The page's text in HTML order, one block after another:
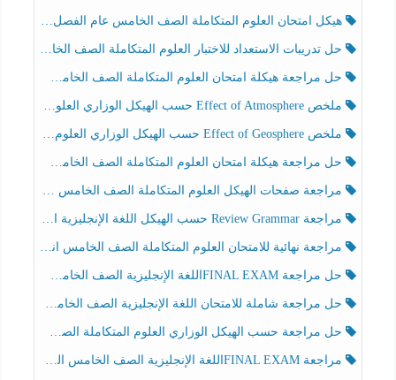
هيكل امتحان العلوم المتكاملة الصف الخامس عام الفصل الدراسي الثالث 2025-2026
حل تدريبات الاستعداد للاختبار العلوم المتكاملة الصف الخامس عام الفصل الثالث
حل مراجعة هيكلة امتحان العلوم المتكاملة الصف الخامس انسبير الفصل الثالث
ملخص Effect of Atmosphere حسب الهيكل الوزاري العلوم المتكاملة الصف الخامس انسبير الفصل الثالث
ملخص Effect of Geosphere حسب الهيكل الوزاري العلوم المتكاملة الصف الخامس انسبير الفصل الثالث
حل مراجعة هيكلة امتحان العلوم المتكاملة الصف الخامس عام الفصل الثالث
مراجعة صفحات الهيكل العلوم المتكاملة الصف الخامس انسبير الفصل الثالث
مراجعة Review Grammar حسب الهيكل اللغة الإنجليزية الصف الخامس الفصل الثالث
مراجعة نهائية للامتحان العلوم المتكاملة الصف الخامس انسبير الفصل الثالث
حل مراجعة FINAL EXAMاللغة الإنجليزية الصف الخامس الفصل الثالث
حل مراجعة شاملة للامتحان اللغة الإنجليزية الصف الخامس الفصل الثالث
حل مراجعة حسب الهيكل الوزاري العلوم المتكاملة الصف الخامس عام الفصل الثالث
مراجعة FINAL EXAMاللغة الإنجليزية الصف الخامس الفصل الثالث